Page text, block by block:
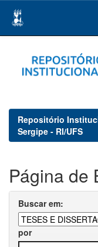
navigation
Repositório
Sergipe - RI/UFS
Página de
Buscar em:
por